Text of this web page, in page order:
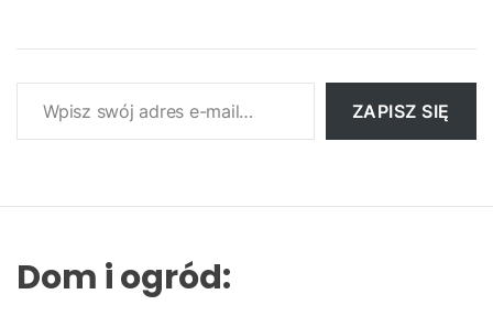
Wpisz swój adres e-mail…
ZAPISZ SIĘ
Dom i ogród: